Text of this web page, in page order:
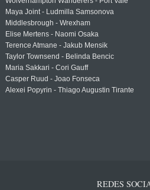
Maya Joint - Ludmilla Samsonova
Middlesbrough - Wrexham
Elise Mertens - Naomi Osaka
Terence Atmane - Jakub Mensik
Taylor Townsend - Belinda Bencic
Maria Sakkari - Cori Gauff
Casper Ruud - Joao Fonseca
Alexei Popyrin - Thiago Augustin Tirante
REDES